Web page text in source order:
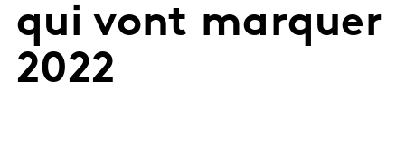
qui vont marquer
2022